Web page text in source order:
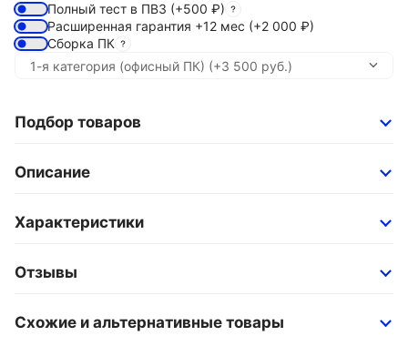
Полный тест в ПВЗ (+500 ₽)
Расширенная гарантия +12 мес (+2 000 ₽)
Сборка ПК
Подбор товаров
Описание
Характеристики
Отзывы
Схожие и альтернативные товары